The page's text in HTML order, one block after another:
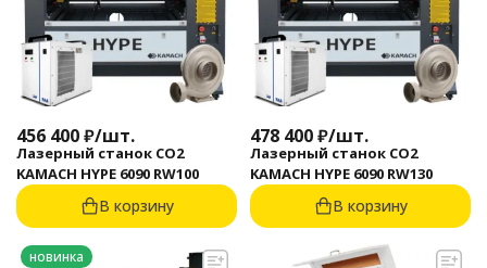
456 400₽/шт.
Лазерный станок CO2
KAMACH HYPE 6090 RW100
В корзину
478 400₽/шт.
Лазерный станок CO2
KAMACH HYPE 6090 RW130
В корзину
новинка